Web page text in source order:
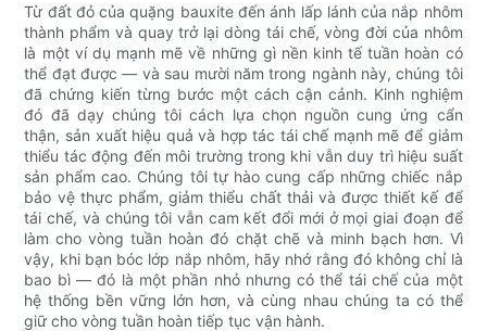
Từ đất đỏ của quặng bauxite đến ánh lấp lánh của nắp nhôm
thành phẩm và quay trở lại dòng tái chế, vòng đời của nhôm
là một ví dụ mạnh mẽ về những gì nền kinh tế tuần hoàn có
thể đạt được — và sau mười năm trong ngành này, chúng tôi
đã chứng kiến ​​từng bước một cách cận cảnh. Kinh nghiệm
đó đã dạy chúng tôi cách lựa chọn nguồn cung ứng cẩn
thận, sản xuất hiệu quả và hợp tác tái chế mạnh mẽ để giảm
thiểu tác động đến môi trường trong khi vẫn duy trì hiệu suất
sản phẩm cao. Chúng tôi tự hào cung cấp những chiếc nắp
bảo vệ thực phẩm, giảm thiểu chất thải và được thiết kế để
tái chế, và chúng tôi vẫn cam kết đổi mới ở mọi giai đoạn để
làm cho vòng tuần hoàn đó chặt chẽ và minh bạch hơn. Vì
vậy, khi bạn bóc lớp nắp nhôm, hãy nhớ rằng đó không chỉ là
bao bì — đó là một phần nhỏ nhưng có thể tái chế của một
hệ thống bền vững lớn hơn, và cùng nhau chúng ta có thể
giữ cho vòng tuần hoàn tiếp tục vận hành.